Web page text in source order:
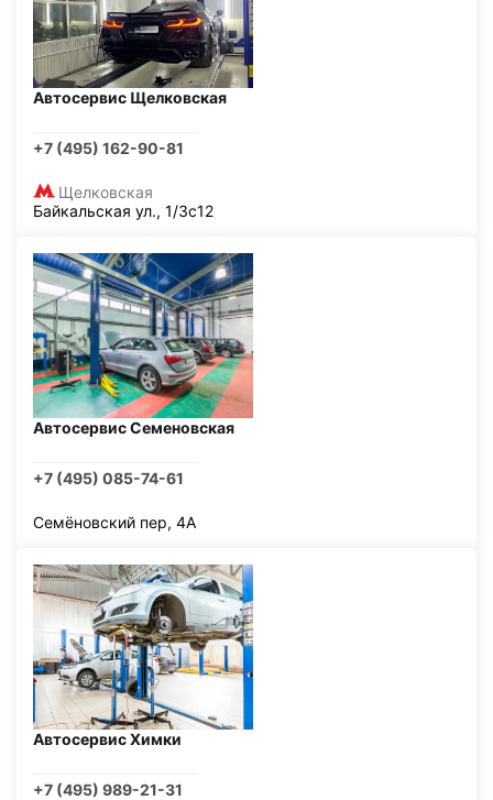
Автосервис Щелковская
+7 (495) 162-90-81
Щелковская
Байкальская ул., 1/3с12
Автосервис Семеновская
+7 (495) 085-74-61
Семёновский пер, 4А
Автосервис Химки
+7 (495) 989-21-31